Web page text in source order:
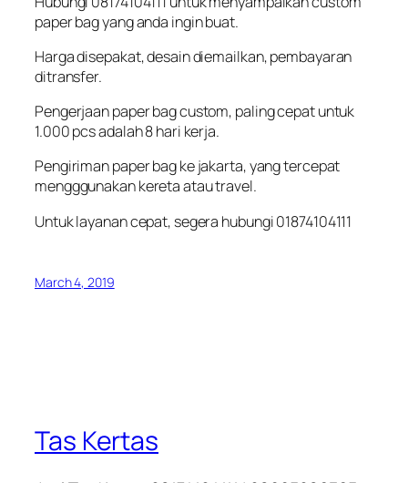
paper bag yang anda ingin buat.
Harga disepakat, desain diemailkan, pembayaran
ditransfer.
Pengerjaan paper bag custom, paling cepat untuk
1.000 pcs adalah 8 hari kerja.
Pengiriman paper bag ke jakarta, yang tercepat
mengggunakan kereta atau travel.
Untuk layanan cepat, segera hubungi 01874104111
March 4, 2019
Tas Kertas